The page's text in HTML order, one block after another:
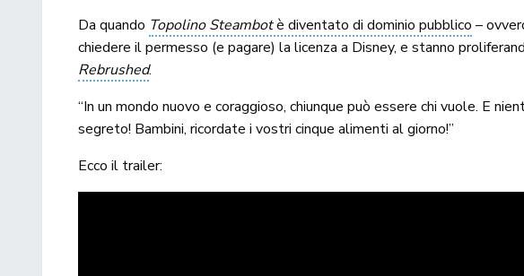
Da quando Topolino Steambotè diventato di dominio pubblico –
chiedere il permesso (e pagare) la licenza a Disney, e stanno
Rebrushed.
“In un mondo nuovo e coraggioso, chiunque può essere chi vuole. E
segreto! Bambini, ricordate i vostri cinque alimenti al giorno!”
Ecco il trailer: